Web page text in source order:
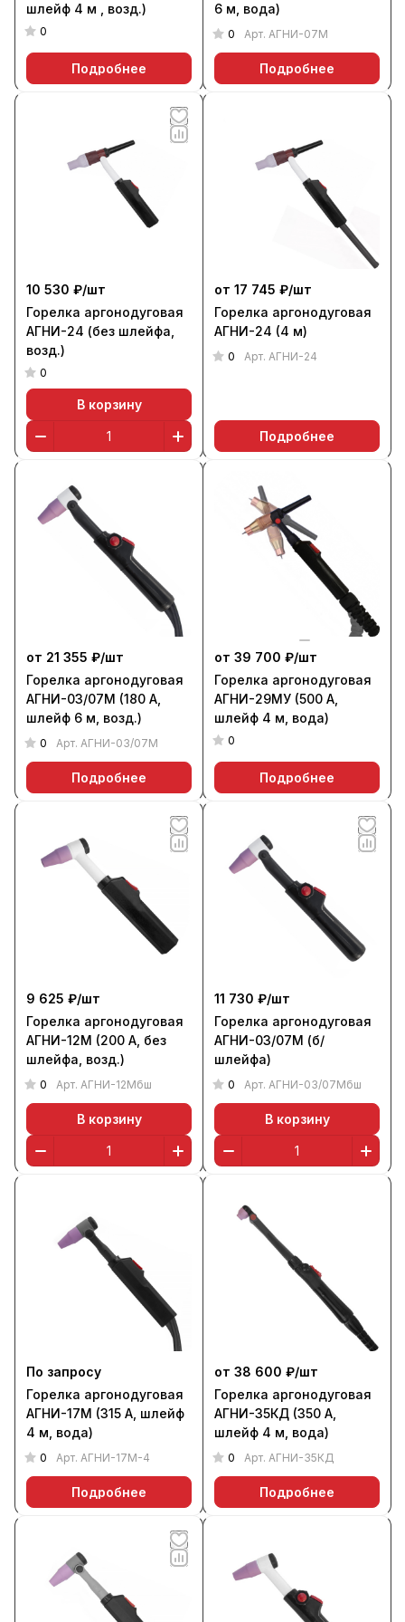
шлейф 4 м , возд.)
0
Подробнее
6 м, вода)
0 Арт. АГНИ-07М
Подробнее
10 530 ₽/шт
Горелка аргонодуговая
АГНИ-24 (без шлейфа,
возд.)
0
В корзину
от 17 745 ₽/шт
Горелка аргонодуговая
АГНИ-24 (4 м)
0 Арт. АГНИ-24
Подробнее
от 21 355 ₽/шт
Горелка аргонодуговая
АГНИ-03/07М (180 А,
шлейф 6 м, возд.)
0 Арт. АГНИ-03/07М
Подробнее
от 39 700 ₽/шт
Горелка аргонодуговая
АГНИ-29МУ (500 А,
шлейф 4 м, вода)
0
Подробнее
9 625 ₽/шт
Горелка аргонодуговая
АГНИ-12М (200 А, без
шлейфа, возд.)
0 Арт. АГНИ-12Мбш
В корзину
11 730 ₽/шт
Горелка аргонодуговая
АГНИ-03/07М (б/
шлейфа)
0 Арт. АГНИ-03/07Мбш
В корзину
По запросу
Горелка аргонодуговая
АГНИ-17М (315 А, шлейф
4 м, вода)
0 Арт. АГНИ-17М-4
Подробнее
от 38 600 ₽/шт
Горелка аргонодуговая
АГНИ-35КД (350 А,
шлейф 4 м, вода)
0 Арт. АГНИ-35КД
Подробнее